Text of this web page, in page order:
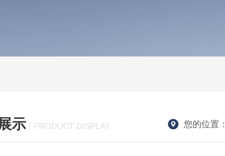
示 / PRODUCT DISPLAY 您的位置：